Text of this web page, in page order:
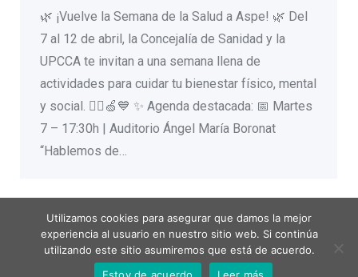
🌿 ¡Vuelve la Semana de la Salud a Aspe! 🌿 Del
7 al 12 de abril, la Concejalía de Sanidad y la
UPCCA te invitan a una semana llena de
actividades para cuidar tu bienestar físico, mental
y social. 🧘‍♂️🍏💙 ✨ Agenda destacada: 📅 Martes
7 – 17:30h | Auditorio Ángel María Boronat
“Hablemos de…
Menú legal
Utilizamos cookies para asegurar que damos la mejor
experiencia al usuario en nuestro sitio web. Si continúa
utilizando este sitio asumiremos que está de acuerdo.
Estoy de acuerdo
Leer más